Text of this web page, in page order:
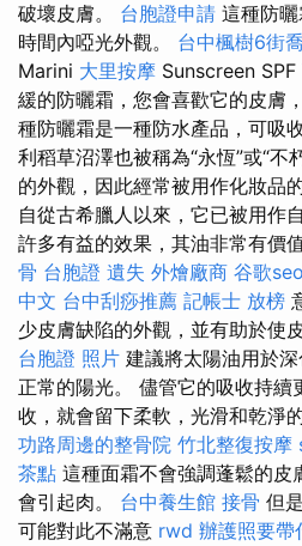
破壞皮膚。 台胞證申請 這種防
時間內啞光外觀。 台中楓樹6街
Marini 大里按摩 Sunscreen SPF
緩的防曬霜，您會喜歡它的皮膚
種防曬霜是一種防水產品，可吸
利稻草沼澤也被稱為“永恆”或“不
的外觀，因此經常被用作化妝品
自從古希臘人以來，它已被用作
許多有益的效果，其油非常有價
骨 台胞證 遺失 外燴廠商 谷歌seo
中文 台中刮痧推薦 記帳士 放榜
少皮膚缺陷的外觀，並有助於使
台胞證 照片 建議將太陽油用於
正常的陽光。 儘管它的吸收持續
收，就會留下柔軟，光滑和乾淨
功路周邊的整骨院 竹北整復按摩
茶點 這種面霜不會強調蓬鬆的皮
會引起肉。 台中養生館 接骨 但
可能對此不滿意 rwd 辦護照要帶